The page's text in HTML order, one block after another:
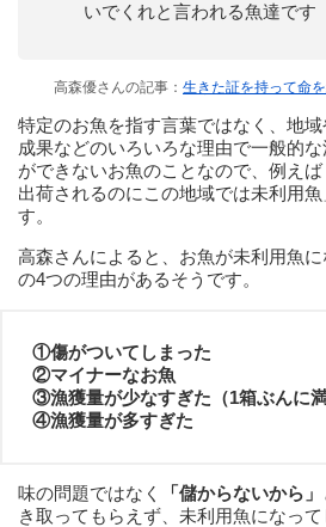
いでくれと言われる魚達です
高森優さんの記事： 生きた証を持って命
特定のお魚を指す言葉ではなく、地
成果などのいろいろな理由で一般的
ができないお魚のことなので、例え
出荷されるのにこの地域では未利用
す。
高森さんによると、お魚が未利用魚
の4つの理由があるそうです。
①傷がついてしまった
②マイナーなお魚
③漁獲量が少なすぎた（1箱ぶんに満
④漁獲量が多すぎた
味の問題ではなく 「儲からないから」
き取ってもらえず、未利用魚になっ